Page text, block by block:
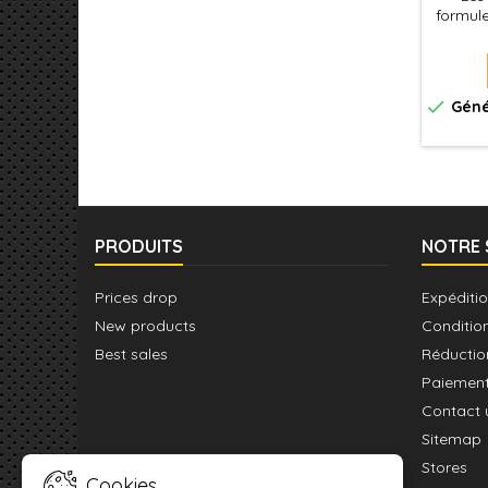
pour
pour

PRODUITS
Prices drop
New products
Best sales
NOTRE
Contact
Sitemap
Stores